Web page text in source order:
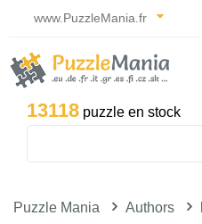
www.PuzzleMania.fr
13118 puzzle en stock
Puzzle Mania Authors